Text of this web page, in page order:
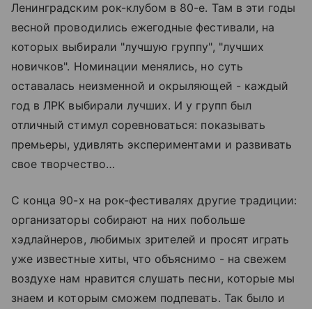
Ленинградским рок-клубом в 80-е. Там в эти годы
весной проводились ежегодные фестивали, на
которых выбирали "лучшую группу", "лучших
новичков". Номинации менялись, но суть
оставалась неизменной и окрыляющей - каждый
год в ЛРК выбирали лучших. И у групп был
отличный стимул соревноваться: показывать
премьеры, удивлять экспериментами и развивать
свое творчество…
С конца 90-х на рок-фестивалях другие традиции:
организаторы собирают на них побольше
хэдлайнеров, любимых зрителей и просят играть
уже известные хиты, что объяснимо - на свежем
воздухе нам нравится слушать песни, которые мы
знаем и которым сможем подпевать. Так было и